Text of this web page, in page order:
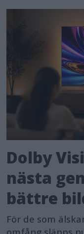
Dolby
nästa
bättre
För de som